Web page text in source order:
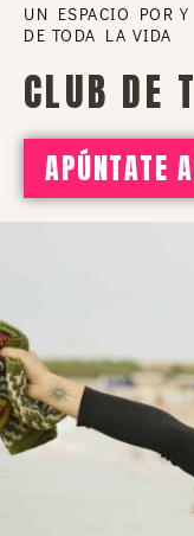
UN ESPACIO POR
DE TODA LA VIDA
CLUB DE